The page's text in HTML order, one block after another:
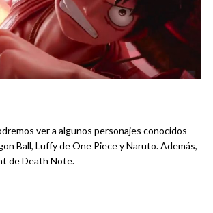
ver a algunos personajes conocidos
Ball, Luffy de One Piece y Naruto. Además,
de Death Note.